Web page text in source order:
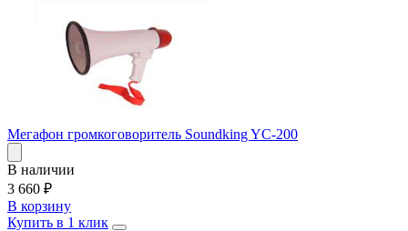
Мегафон громкоговоритель Soundking YC-200
В наличии
3 660 ₽
В корзину
Купить в 1 клик